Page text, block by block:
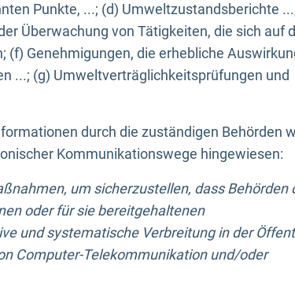
Punkte, ...; (d) Umweltzustandsberichte
Überwachung von Tätigkeiten, die sich auf
Genehmigungen, die erhebliche
...; (g) Umweltverträglichkeitsprüfungen und
durch die zuständigen Behörden
Kommunikationswege hingewiesen:
um sicherzustellen, dass Behörden
oder für sie bereitgehaltenen
und systematische Verbreitung in der
Computer-Telekommunikation und/oder